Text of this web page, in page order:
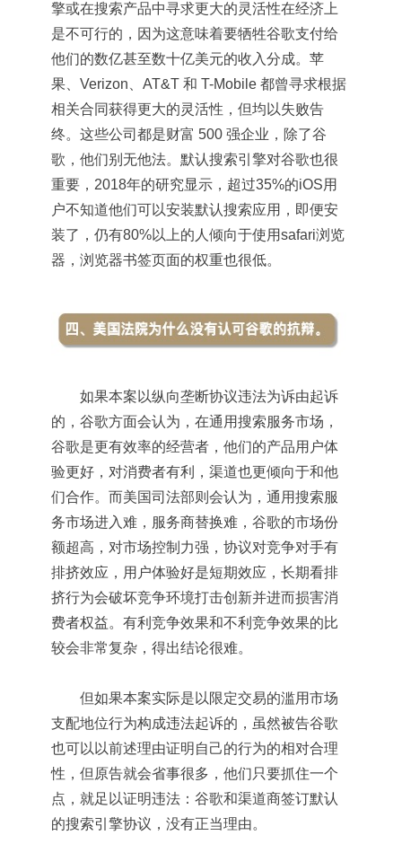
擎或在搜索产品中寻求更大的灵活性在经济上
是不可行的，因为这意味着要牺牲谷歌支付给
他们的数亿甚至数十亿美元的收入分成。苹
果、Verizon、AT&T 和 T-Mobile 都曾寻求根据
相关合同获得更大的灵活性，但均以失败告
终。这些公司都是财富 500 强企业，除了谷
歌，他们别无他法。默认搜索引擎对谷歌也很
重要，2018年的研究显示，超过35%的iOS用
户不知道他们可以安装默认搜索应用，即便安
装了，仍有80%以上的人倾向于使用safari浏览
器，浏览器书签页面的权重也很低。
如果本案以纵向垄断协议违法为诉由起诉
的，谷歌方面会认为，在通用搜索服务市场，
谷歌是更有效率的经营者，他们的产品用户体
验更好，对消费者有利，渠道也更倾向于和他
们合作。而美国司法部则会认为，通用搜索服
务市场进入难，服务商替换难，谷歌的市场份
额超高，对市场控制力强，协议对竞争对手有
排挤效应，用户体验好是短期效应，长期看排
挤行为会破坏竞争环境打击创新并进而损害消
费者权益。有利竞争效果和不利竞争效果的比
较会非常复杂，得出结论很难。
但如果本案实际是以限定交易的滥用市场
支配地位行为构成违法起诉的，虽然被告谷歌
也可以以前述理由证明自己的行为的相对合理
性，但原告就会省事很多，他们只要抓住一个
点，就足以证明违法：谷歌和渠道商签订默认
的搜索引擎协议，没有正当理由。